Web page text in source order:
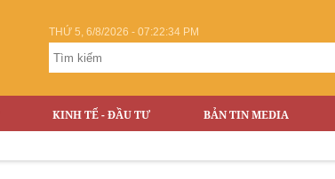
THỨ 5, 6/8/2026 - 07:22:35 PM
KINH TẾ - ĐẦU TƯ BẢN TIN MEDIA